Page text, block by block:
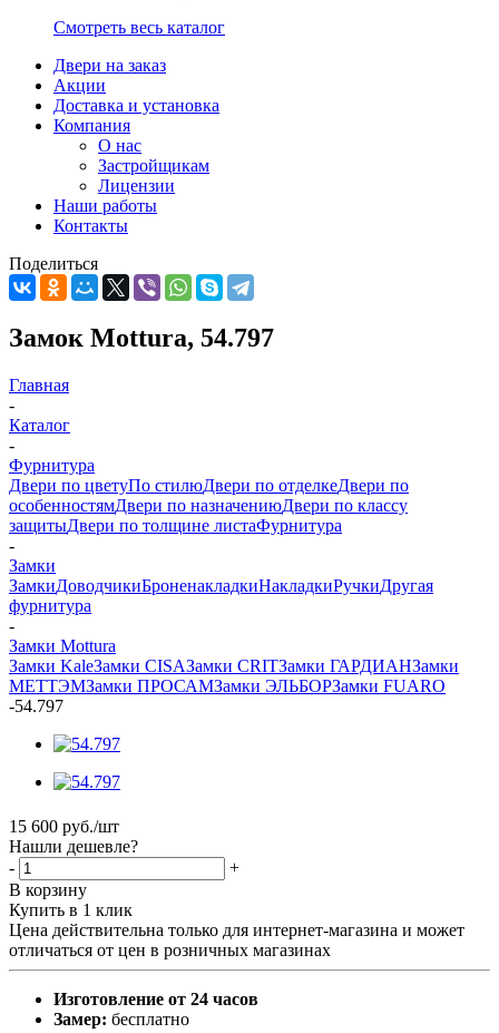
Смотреть весь каталог
Двери на заказ
Акции
Доставка и установка
Компания
О нас
Застройщикам
Лицензии
Наши работы
Контакты
Поделиться
Замок Mottura, 54.797
Главная
-
Каталог
-
Фурнитура
Двери по цветуПо стилюДвери по отделкеДвери по
особенностямДвери по назначениюДвери по классу
защитыДвери по толщине листаФурнитура
-
Замки
ЗамкиДоводчикиБроненакладкиНакладкиРучкиДругая
фурнитура
-
Замки Mottura
Замки KaleЗамки CISAЗамки CRITЗамки ГАРДИАНЗамки
МЕТТЭМЗамки ПРОСАМЗамки ЭЛЬБОРЗамки FUARO
-54.797
15 600 руб./шт
Нашли дешевле?
-
+
В корзину
Купить в 1 клик
Цена действительна только для интернет-магазина и может
отличаться от цен в розничных магазинах
Изготовление от 24 часов
Замер: бесплатно